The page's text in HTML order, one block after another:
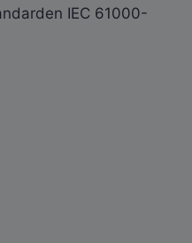
IEC 61000-